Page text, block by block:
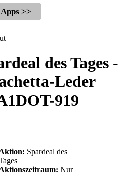
>>
des Tages -
Leder
919
Spardeal des
Nur